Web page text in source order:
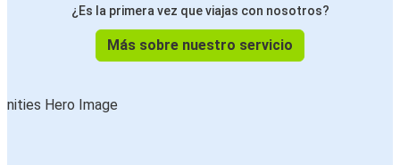
¿Es la primera vez que viajas con nosotros?
Más sobre nuestro servicio